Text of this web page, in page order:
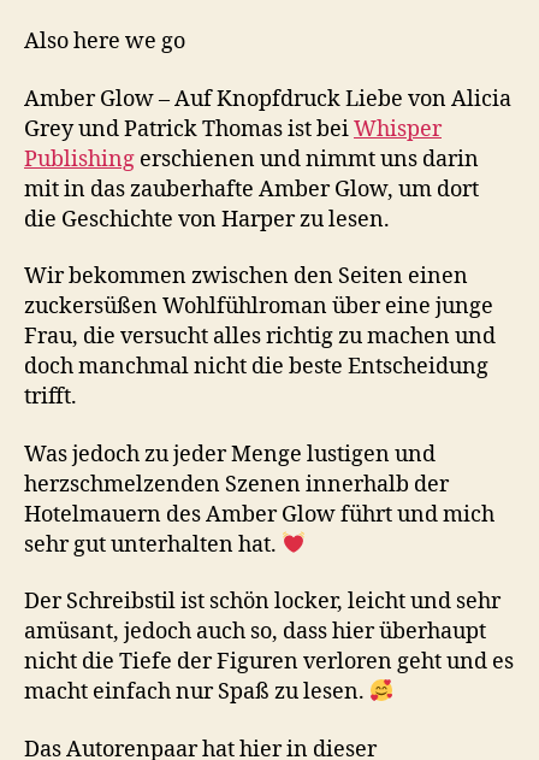
Also here we go
Amber Glow – Auf Knopfdruck Liebe von Alicia
Grey und Patrick Thomas ist beiWhisper
Publishing erschienen und nimmt uns darin
mit in das zauberhafte Amber Glow, um dort
die Geschichte von Harper zu lesen.
Wir bekommen zwischen den Seiten einen
zuckersüßen Wohlfühlroman über eine junge
Frau, die versucht alles richtig zu machen und
doch manchmal nicht die beste Entscheidung
trifft.
Was jedoch zu jeder Menge lustigen und
herzschmelzenden Szenen innerhalb der
Hotelmauern des Amber Glow führt und mich
sehr gut unterhalten hat.
Der Schreibstil ist schön locker, leicht und sehr
amüsant, jedoch auch so, dass hier überhaupt
nicht die Tiefe der Figuren verloren geht und es
macht einfach nur Spaß zu lesen.
Das Autorenpaar hat hier in dieser